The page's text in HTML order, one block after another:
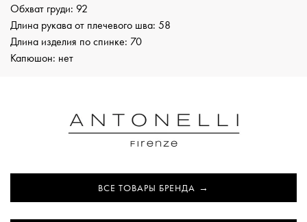
Обхват груди: 92
Длина рукава от плечевого шва: 58
Длина изделия по спинке: 70
Капюшон: нет
ВСЕ ТОВАРЫ БРЕНДА